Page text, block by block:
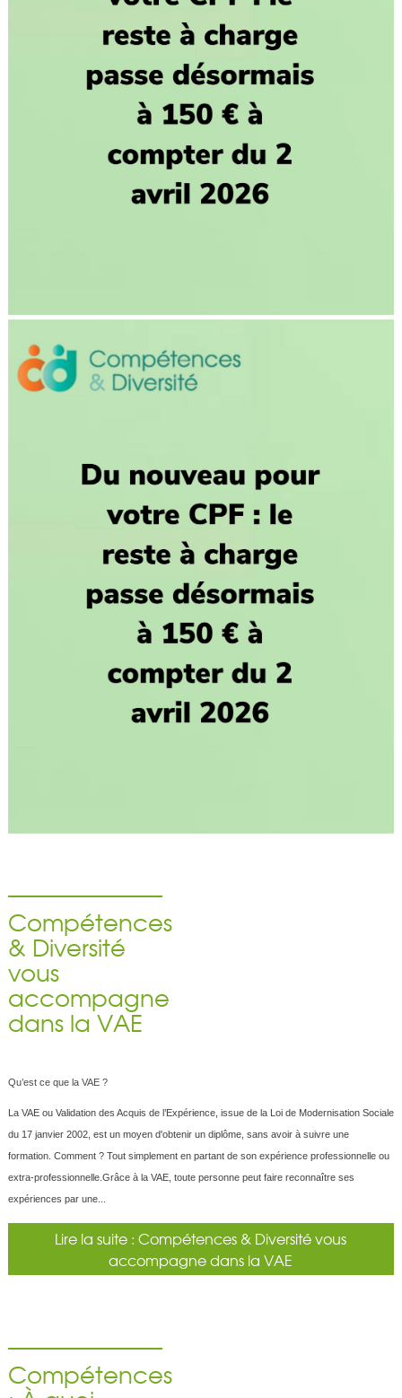
Compétences
& Diversité
vous
accompagne
dans la VAE
Qu’est ce que la VAE ?
La VAE ou Validation des Acquis de l’Expérience, issue de la Loi de Modernisation Sociale
du 17 janvier 2002, est un moyen d'obtenir un diplôme, sans avoir à suivre une
formation. Comment ? Tout simplement en partant de son expérience professionnelle ou
extra-professionnelle.Grâce à la VAE, toute personne peut faire reconnaître ses
expériences par une...
Lire la suite : Compétences & Diversité vous
accompagne dans la VAE
Compétences